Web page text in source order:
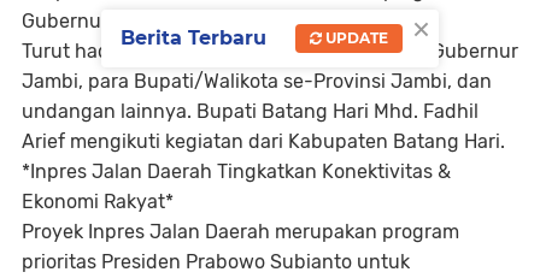
Gubernur Jambi & Bupati/Walikota*
Turut hadir dalam peresmian virtual tersebut Gubernur
Jambi, para Bupati/Walikota se-Provinsi Jambi, dan
undangan lainnya. Bupati Batang Hari Mhd. Fadhil
Arief mengikuti kegiatan dari Kabupaten Batang Hari.
*Inpres Jalan Daerah Tingkatkan Konektivitas &
Ekonomi Rakyat*
Proyek Inpres Jalan Daerah merupakan program
prioritas Presiden Prabowo Subianto untuk
×
Berita Terbaru UPDATE